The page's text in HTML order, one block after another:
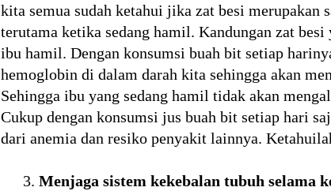
kita semua sudah ketahui jika zat besi merupakan
terutama ketika sedang hamil. Kandungan zat
ibu hamil. Dengan konsumsi buah bit setiap
hemoglobin di dalam darah kita sehingga akan
Sehingga ibu yang sedang hamil tidak akan
Cukup dengan konsumsi jus buah bit setiap hari
dari anemia dan resiko penyakit lainnya.
Menjaga sistem kekebalan tubuh selama